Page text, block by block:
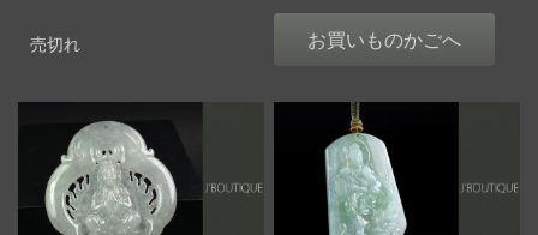
売切れ お買いものかごへ